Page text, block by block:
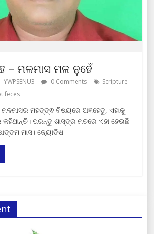
– ମଳମାସ ମଳ ନୁହେଁ
YWPSENU3 0 Comments
Scripture
feces
ମହତ୍ତ୍ଵ ବିଷୟରେ ଅଜ୍ଞହେତୁ, ଏହାକୁ
ପରନ୍ତୁ ଶାସ୍ତ୍ର ମତରେ ଏହା ହେଉଛି
ମାସ। ଜ୍ୟୋତିଷ